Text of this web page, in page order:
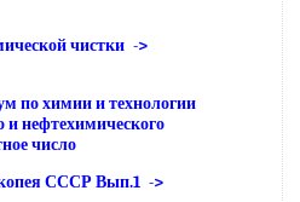
чистки ->
по химии и технологии
и нефтехимического
число
СССР Вып.1 ->